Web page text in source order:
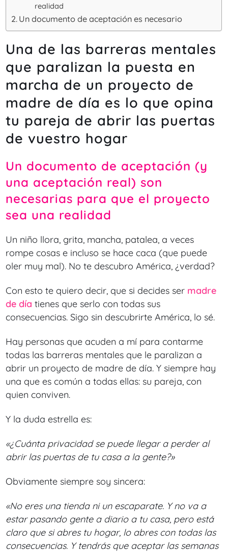
realidad
Un documento de aceptación es necesario
Una de las barreras mentales
que paralizan la puesta en
marcha de un proyecto de
madre de día es lo que opina
tu pareja de abrir las puertas
de vuestro hogar
Un documento de aceptación (y
una aceptación real) son
necesarias para que el proyecto
sea una realidad
Un niño llora, grita, mancha, patalea, a veces
rompe cosas e incluso se hace caca (que puede
oler muy mal). No te descubro América, ¿verdad?
Con esto te quiero decir, que si decides ser madre
de día tienes que serlo con todas sus
consecuencias. Sigo sin descubrirte América, lo sé.
Hay personas que acuden a mí para contarme
todas las barreras mentales que le paralizan a
abrir un proyecto de madre de día. Y siempre hay
una que es común a todas ellas: su pareja, con
quien conviven.
Y la duda estrella es:
«¿Cuánta privacidad se puede llegar a perder al
abrir las puertas de tu casa a la gente?»
Obviamente siempre soy sincera:
«No eres una tienda ni un escaparate. Y no va a
estar pasando gente a diario a tu casa, pero está
claro que si abres tu hogar, lo abres con todas las
consecuencias. Y tendrás que aceptar las semanas